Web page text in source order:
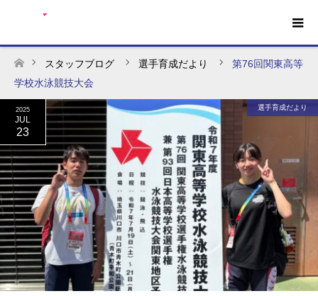
ホーム
スタッフブログ 選手育成だより
第76回関東高等
学校水泳競技大会
2025
JUL
23
選手育成だより